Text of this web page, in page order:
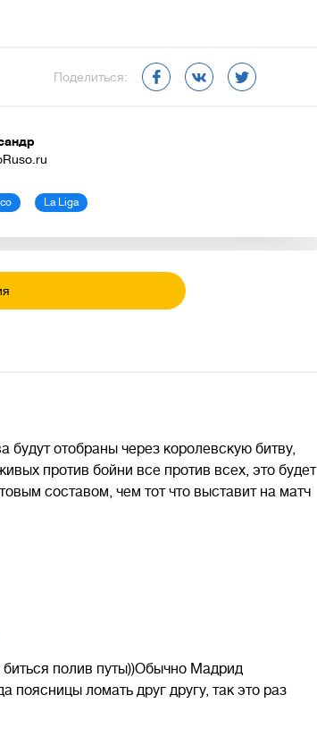
Поделиться:
La Liga
будут отобраны через королевскую битву,
против бойни все против всех, это будет
составом, чем тот что выставит на матч
полив путы))Обычно Мадрид
ломать друг другу, так это раз